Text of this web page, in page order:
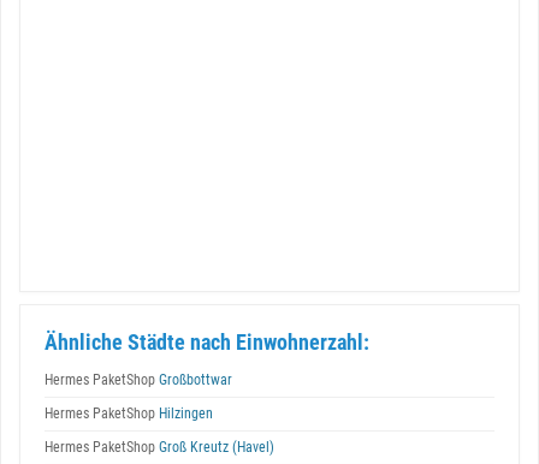
Ähnliche Städte nach Einwohnerzahl:
Hermes PaketShop Großbottwar
Hermes PaketShop Hilzingen
Hermes PaketShop Groß Kreutz (Havel)